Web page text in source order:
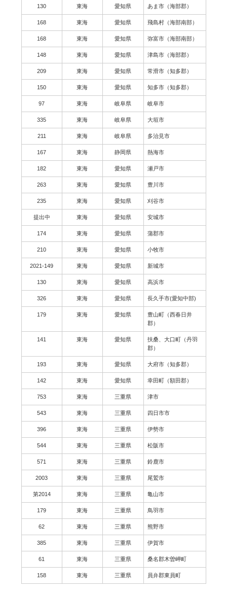
130 東海 愛知県 あま市（海部郡）
168 東海 愛知県 飛島村（海部南部）
168 東海 愛知県 弥富市（海部南部）
148 東海 愛知県 津島市（海部郡）
209 東海 愛知県 常滑市（知多郡）
150 東海 愛知県 知多市（知多郡）
97 東海 岐阜県 岐阜市
335 東海 岐阜県 大垣市
211 東海 岐阜県 多治見市
167 東海 静岡県 熱海市
182 東海 愛知県 瀬戸市
263 東海 愛知県 豊川市
235 東海 愛知県 刈谷市
提出中 東海 愛知県 安城市
174 東海 愛知県 蒲郡市
210 東海 愛知県 小牧市
2021-149 東海 愛知県 新城市
130 東海 愛知県 高浜市
326 東海 愛知県 長久手市(愛知中部)
179 東海 愛知県
豊山町（西春日井
郡）
141 東海 愛知県
扶桑、大口町（丹羽
郡）
193 東海 愛知県 大府市（知多郡）
142 東海 愛知県 幸田町（額田郡）
753 東海 三重県 津市
543 東海 三重県 四日市市
396 東海 三重県 伊勢市
544 東海 三重県 松阪市
571 東海 三重県 鈴鹿市
2003 東海 三重県 尾鷲市
第2014 東海 三重県 亀山市
179 東海 三重県 鳥羽市
62 東海 三重県 熊野市
385 東海 三重県 伊賀市
61 東海 三重県 桑名郡木曽岬町
158 東海 三重県 員弁郡東員町